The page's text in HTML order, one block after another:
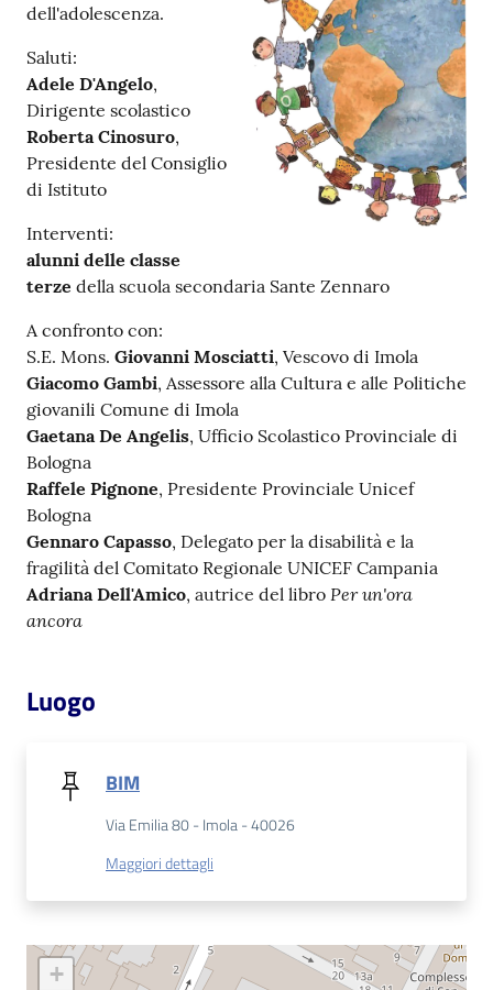
Piani
Archivio
storico
Patto
per
la
lettura
Seguici
su
on line
bibliotecario
Avvisi
dell'adolescenza.
Saluti:
Adele D'Angelo,
Dirigente scolastico
Roberta Cinosuro,
Presidente del Consiglio
di Istituto
Interventi:
alunni delle classe
terze della scuola secondaria Sante Zennaro
A confronto con:
S.E. Mons. Giovanni Mosciatti, Vescovo di Imola
Giacomo Gambi, Assessore alla Cultura e alle Politiche
giovanili Comune di Imola
Gaetana De Angelis, Ufficio Scolastico Provinciale di
Bologna
Raffele Pignone, Presidente Provinciale Unicef
Bologna
Gennaro Capasso, Delegato per la disabilità e la
fragilità del Comitato Regionale UNICEF Campania
Adriana Dell'Amico, autrice del libro Per un'ora
ancora
Luogo
BIM
Via Emilia 80 - Imola - 40026
Maggiori dettagli
+